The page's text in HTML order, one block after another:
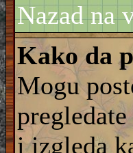
Nazad na
Kako da
Mogu
i izgleda